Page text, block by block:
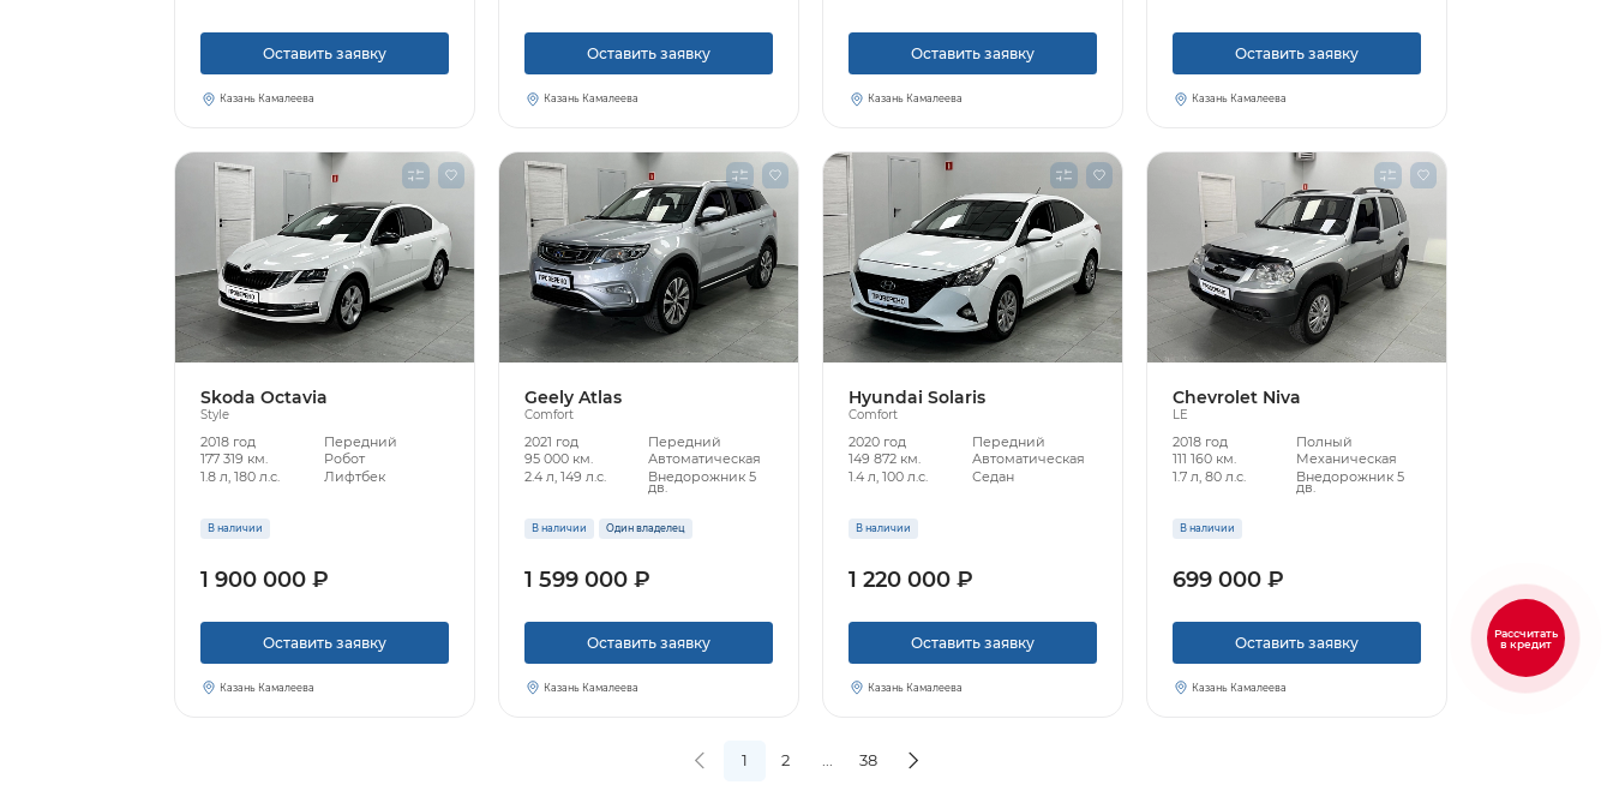
Оставить заявку
Казань Камалеева
Оставить заявку
Казань Камалеева
Оставить заявку
Казань Камалеева
Оставить заявку
Казань Камалеева
Skoda Octavia
Style
2018 год
Передний
177 319 км.
Робот
1.8 л, 180 л.с.
Лифтбек
В наличии
1 900 000 ₽
Оставить заявку
Казань Камалеева
Geely Atlas
Comfort
2021 год
Передний
95 000 км.
Автоматическая
2.4 л, 149 л.с.
Внедорожник 5
дв.
В наличии Один владелец
1 599 000 ₽
Оставить заявку
Казань Камалеева
Hyundai Solaris
Comfort
2020 год
Передний
149 872 км.
Автоматическая
1.4 л, 100 л.с.
Седан
В наличии
1 220 000 ₽
Оставить заявку
Казань Камалеева
Chevrolet Niva
LE
2018 год
Полный
111 160 км.
Механическая
1.7 л, 80 л.с.
Внедорожник 5
дв.
В наличии
699 000 ₽
Оставить заявку
Казань Камалеева
1 2 ... 38
Рассчитать
в кредит